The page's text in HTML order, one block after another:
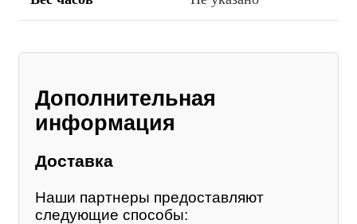
Дополнительная
информация
Доставка
Наши партнеры предоставляют
следующие способы: